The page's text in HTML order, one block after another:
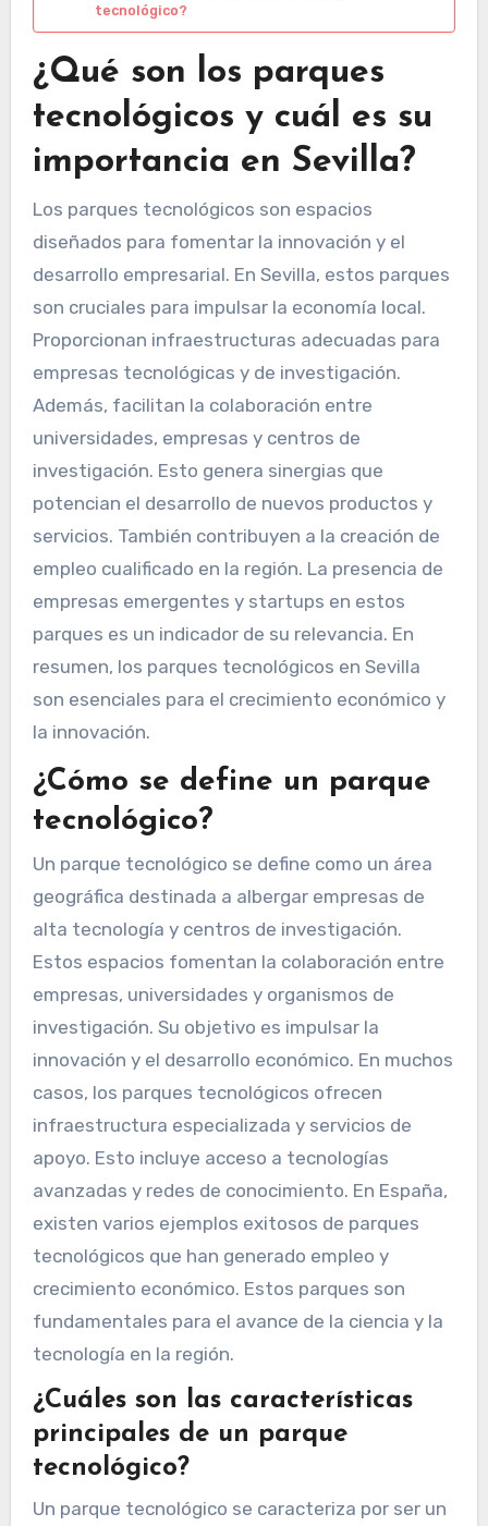
tecnológico?
¿Qué son los parques
tecnológicos y cuál es su
importancia en Sevilla?
Los parques tecnológicos son espacios
diseñados para fomentar la innovación y el
desarrollo empresarial. En Sevilla, estos parques
son cruciales para impulsar la economía local.
Proporcionan infraestructuras adecuadas para
empresas tecnológicas y de investigación.
Además, facilitan la colaboración entre
universidades, empresas y centros de
investigación. Esto genera sinergias que
potencian el desarrollo de nuevos productos y
servicios. También contribuyen a la creación de
empleo cualificado en la región. La presencia de
empresas emergentes y startups en estos
parques es un indicador de su relevancia. En
resumen, los parques tecnológicos en Sevilla
son esenciales para el crecimiento económico y
la innovación.
¿Cómo se define un parque
tecnológico?
Un parque tecnológico se define como un área
geográfica destinada a albergar empresas de
alta tecnología y centros de investigación.
Estos espacios fomentan la colaboración entre
empresas, universidades y organismos de
investigación. Su objetivo es impulsar la
innovación y el desarrollo económico. En muchos
casos, los parques tecnológicos ofrecen
infraestructura especializada y servicios de
apoyo. Esto incluye acceso a tecnologías
avanzadas y redes de conocimiento. En España,
existen varios ejemplos exitosos de parques
tecnológicos que han generado empleo y
crecimiento económico. Estos parques son
fundamentales para el avance de la ciencia y la
tecnología en la región.
¿Cuáles son las características
principales de un parque
tecnológico?
Un parque tecnológico se caracteriza por ser un